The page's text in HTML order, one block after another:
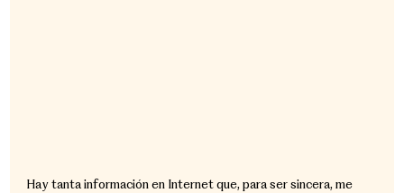
Hay tanta información en Internet que, para ser sincera, me